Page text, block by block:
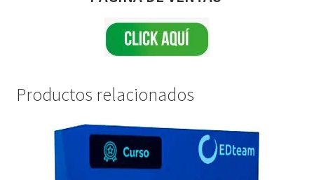
Productos relacionados